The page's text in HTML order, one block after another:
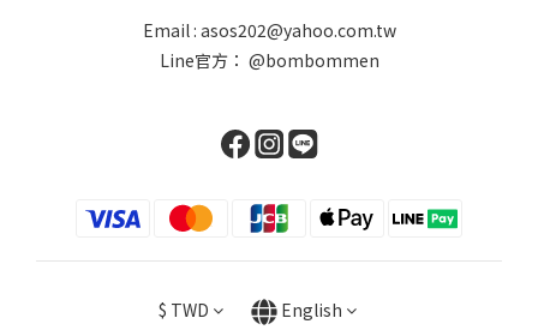
Email : asos202@yahoo.com.tw
Line官方： @bombommen
$ TWD English